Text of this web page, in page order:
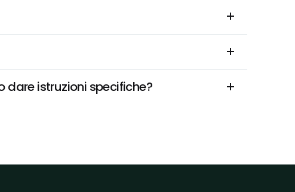
dare istruzioni specifiche?